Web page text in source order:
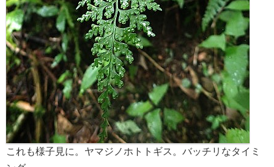
これも様子見に。ヤマジノホトトギス。バッチリなタイミ